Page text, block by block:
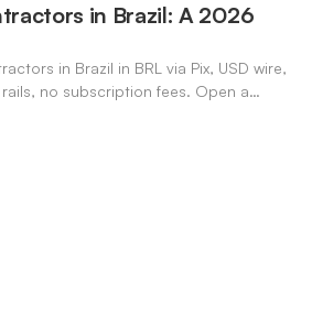
in Brazil: A 2026
in Brazil in BRL via Pix, USD wire,
no subscription fees. Open a